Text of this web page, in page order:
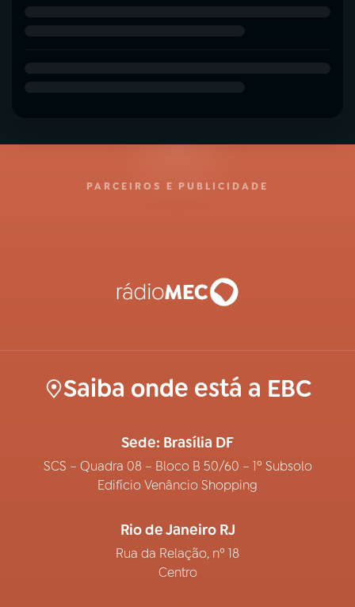
PARCEIROS E PUBLICIDADE
Saiba onde está a EBC
Sede: Brasília DF
SCS – Quadra 08 – Bloco B 50/60 – 1º Subsolo
Edifício Venâncio Shopping
Rio de Janeiro RJ
Rua da Relação, nº 18
Centro